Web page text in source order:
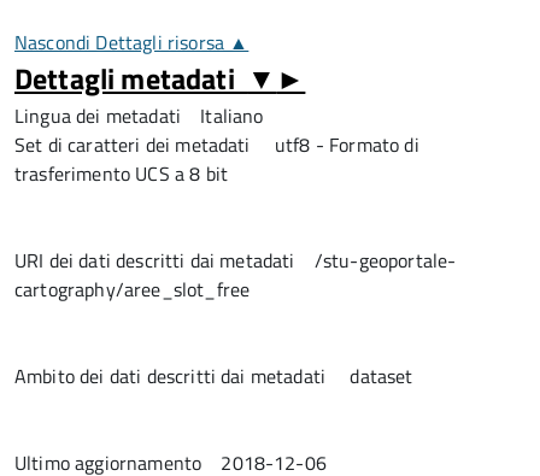
Nascondi Dettagli risorsa ▲
Dettagli metadati ▼ ►
Lingua dei metadati Italiano
Set di caratteri dei metadati utf8 - Formato di
trasferimento UCS a 8 bit
URI dei dati descritti dai metadati /stu-geoportale-
cartography/aree_slot_free
Ambito dei dati descritti dai metadati dataset
Ultimo aggiornamento 2018-12-06